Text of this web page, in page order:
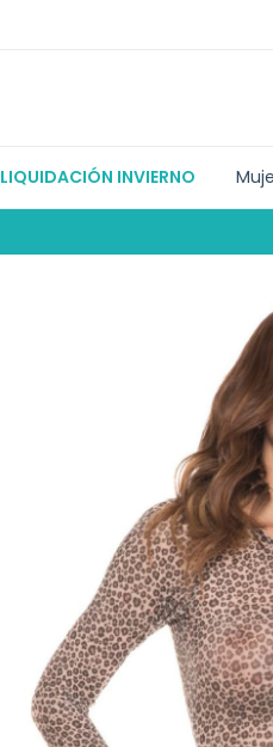
LIQUIDACIÓN INVIERNO